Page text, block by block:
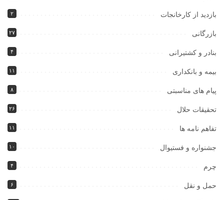
بازدید از کارخانجات ۲
بازرگانی ۲۷
بنادر و کشتیرانی ۴
بیمه و بانکداری ۱۱
پیام های مناسبتی ۸
تحقیقات حلال ۲۶
تفاهم نامه ها ۱۱
جشنواره و فستیوال ۱۰
چرم ۴
حمل و نقل ۶